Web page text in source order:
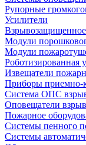
Рупорные
Усилители
Модули
Модули
Роботизированная
Извещатели
Приборы приемно-
Система ОПС
Оповещатели
Пожарное
Системы пенного
Системы